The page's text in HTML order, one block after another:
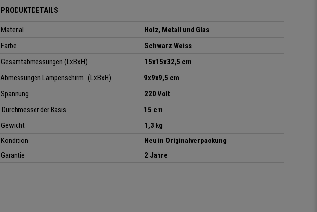
PRODUKTDETAILS
Material
Holz, Metall und Glas
Farbe
Schwarz Weiss
Gesamtabmessungen (LxBxH)
15x15x32,5 cm
Abmessungen Lampenschirm (LxBxH)
9x9x9,5 cm
Spannung
220 Volt
Durchmesser der Basis
15 cm
Gewicht
1,3 kg
Kondition
Neu in Originalverpackung
Garantie
2 Jahre